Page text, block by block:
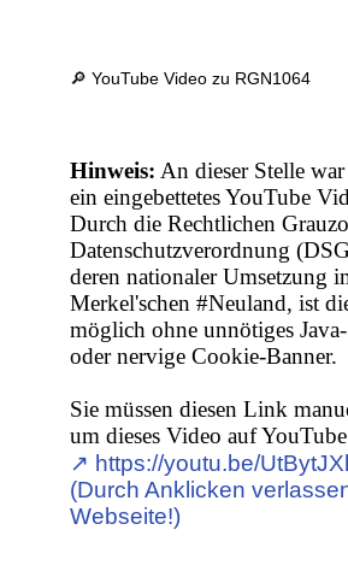
🔎 YouTube Video zu RGN1064
Hinweis: An dieser Stelle
ein eingebettetes YouTube
Durch die Rechtlichen
Datenschutzverordnung
deren nationaler Umsetzung
Merkel'schen #Neuland, ist
möglich ohne unnötiges
oder nervige Cookie-Banner.
Sie müssen diesen Link
um dieses Video auf
↗︎ https://youtu.be/
(Durch Anklicken
Webseite!)